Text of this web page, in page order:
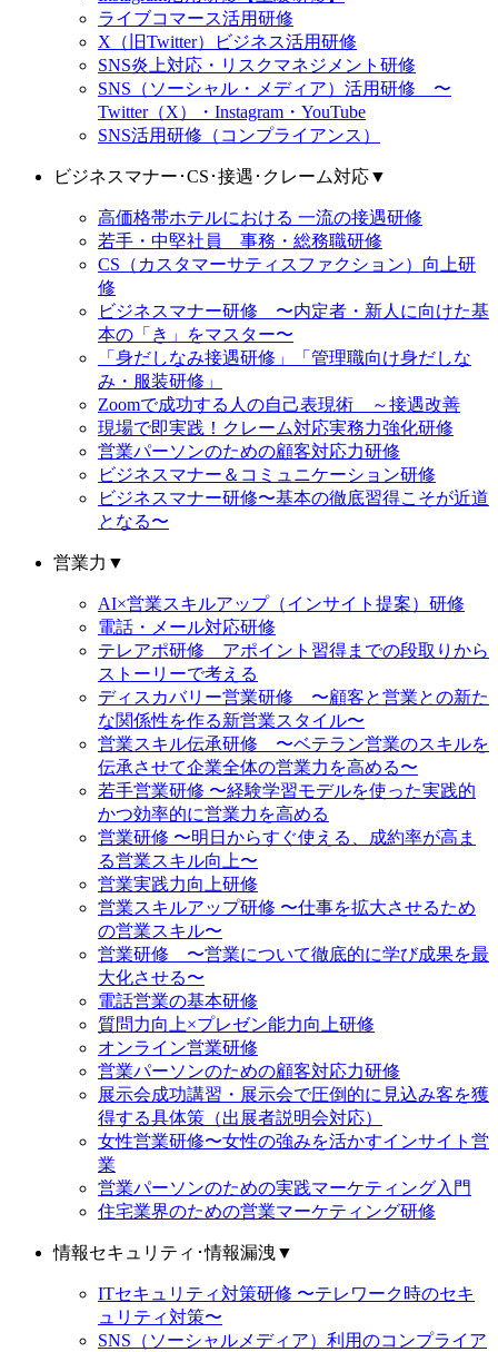
ライブコマース活用研修
X（旧Twitter）ビジネス活用研修
SNS炎上対応・リスクマネジメント研修
SNS（ソーシャル・メディア）活用研修 〜
Twitter（X）・Instagram・YouTube
SNS活用研修（コンプライアンス）
ビジネスマナー･CS･接遇･クレーム対応▼
高価格帯ホテルにおける 一流の接遇研修
若手・中堅社員 事務・総務職研修
CS（カスタマーサティスファクション）向上研
修
ビジネスマナー研修 〜内定者・新人に向けた基
本の「き」をマスター〜
「身だしなみ接遇研修」「管理職向け身だしな
み・服装研修」
Zoomで成功する人の自己表現術 ～接遇改善
現場で即実践！クレーム対応実務力強化研修
営業パーソンのための顧客対応力研修
ビジネスマナー＆コミュニケーション研修
ビジネスマナー研修〜基本の徹底習得こそが近道
となる〜
営業力 ▼
AI×営業スキルアップ（インサイト提案）研修
電話・メール対応研修
テレアポ研修 アポイント習得までの段取りから
ストーリーで考える
ディスカバリー営業研修 〜顧客と営業との新た
な関係性を作る新営業スタイル〜
営業スキル伝承研修 〜ベテラン営業のスキルを
伝承させて企業全体の営業力を高める〜
若手営業研修 〜経験学習モデルを使った実践的
かつ効率的に営業力を高める
営業研修 〜明日からすぐ使える、成約率が高ま
る営業スキル向上〜
営業実践力向上研修
営業スキルアップ研修 〜仕事を拡大させるため
の営業スキル〜
営業研修 〜営業について徹底的に学び成果を最
大化させる〜
電話営業の基本研修
質問力向上×プレゼン能力向上研修
オンライン営業研修
営業パーソンのための顧客対応力研修
展示会成功講習・展示会で圧倒的に見込み客を獲
得する具体策（出展者説明会対応）
女性営業研修〜女性の強みを活かすインサイト営
業
営業パーソンのための実践マーケティング入門
住宅業界のための営業マーケティング研修
情報セキュリティ･情報漏洩 ▼
ITセキュリティ対策研修 〜テレワーク時のセキ
ュリティ対策〜
SNS（ソーシャルメディア）利用のコンプライア